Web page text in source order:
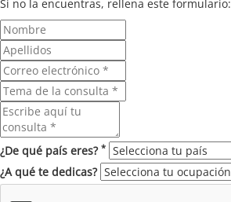
Si no la encuentras, rellena este formulario:
¿De qué país eres? *
¿A qué te dedicas?